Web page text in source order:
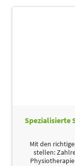
Spezialisierte
Mit den
stellen: